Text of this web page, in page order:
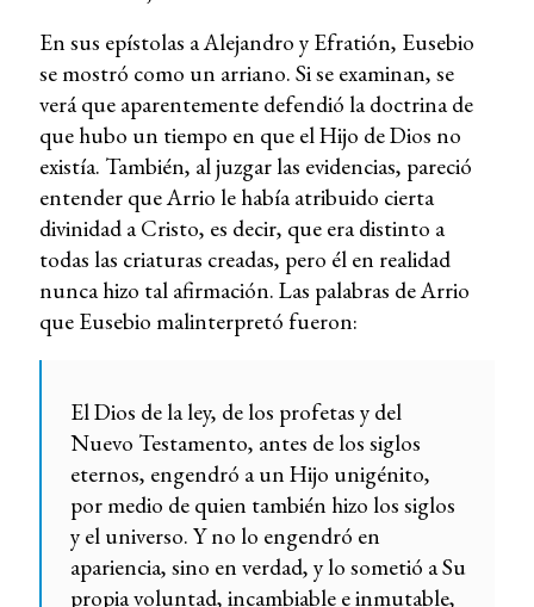
En sus epístolas a Alejandro y Efratión, Eusebio
se mostró como un arriano. Si se examinan, se
verá que aparentemente defendió la doctrina de
que hubo un tiempo en que el Hijo de Dios no
existía. También, al juzgar las evidencias, pareció
entender que Arrio le había atribuido cierta
divinidad a Cristo, es decir, que era distinto a
todas las criaturas creadas, pero él en realidad
nunca hizo tal afirmación. Las palabras de Arrio
que Eusebio malinterpretó fueron:
El Dios de la ley, de los profetas y del
Nuevo Testamento, antes de los siglos
eternos, engendró a un Hijo unigénito,
por medio de quien también hizo los siglos
y el universo. Y no lo engendró en
apariencia, sino en verdad, y lo sometió a Su
propia voluntad, incambiable e inmutable,